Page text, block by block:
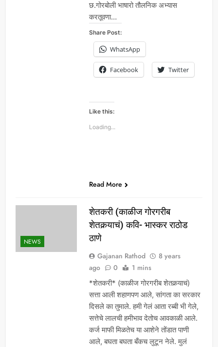
छ.गोरबोली भाषारो तौलनिक अभ्यास
करतूवणा…
Share Post:
WhatsApp
Facebook Twitter
Like this:
Loading...
Read More
NEWS
शेतकरी (काळीज गोरगरीब
शेतकर्‍याचं) कवि- भास्कर राठोड
ठाणे
Gajanan Rathod
8 years
ago
0 1 mins
*शेतकरी* (काळीज गोरगरीब शेतकर्‍याचं)
सत्ता आली शहाणपण आले, सांगता का सरकार
दिसले का तुमाले. हमी गेलं आता रब्बी भी गेले,
सत्तेचे लालची हमीभाव देतोच आवकाळी आले.
कर्ज माफी मिळतेच या आशेने तोंडात पाणी
आले, बघता बघता बँकच लुटून नेले. मुलं